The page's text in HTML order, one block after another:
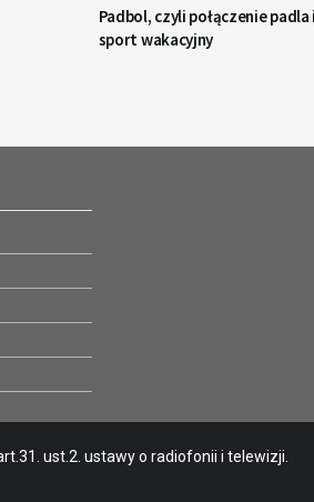
Padbol, czyli połączenie
sport wakacyjny
ust.2. ustawy o radiofonii i telewizji.